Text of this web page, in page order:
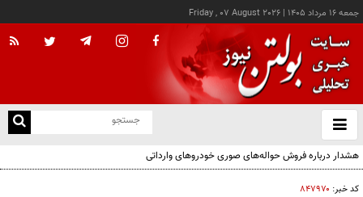
جمعه ۱۶ مرداد ۱۴۰۵ |
Friday , 07 August 2026
باز
و
هشدار درباره فروش حواله‌های صوری خودروهای وارداتی
کد خبر: ۸۴۷۹۷۰